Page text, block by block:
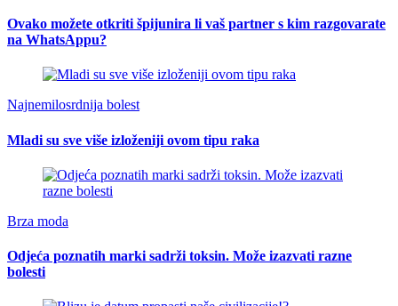
Ovako možete otkriti špijunira li vaš partner s kim razgovarate
na WhatsAppu?
Najnemilosrdnija bolest
Mladi su sve više izloženiji ovom tipu raka
Brza moda
Odjeća poznatih marki sadrži toksin. Može izazvati razne
bolesti